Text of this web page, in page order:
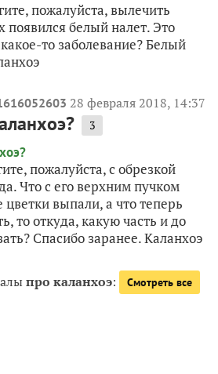
пожалуйста, вылечить
появился белый налет. Это
то заболевание? Белый
28 февраля 2018, 14:37
3
пожалуйста, с обрезкой
Что с его верхним пучком
цветки выпали, а что теперь
то откуда, какую часть и до
Спасибо заранее. Каланхоэ
про каланхоэ: Смотреть все